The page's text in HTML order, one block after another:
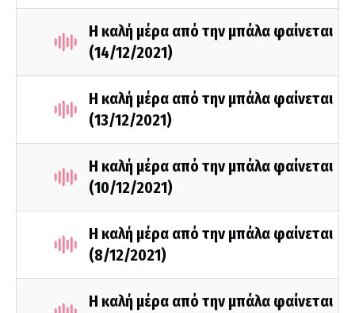
Η καλή μέρα από την μπάλα φαίνεται
(14/12/2021)
Η καλή μέρα από την μπάλα φαίνεται
(13/12/2021)
Η καλή μέρα από την μπάλα φαίνεται
(10/12/2021)
Η καλή μέρα από την μπάλα φαίνεται
(8/12/2021)
Η καλή μέρα από την μπάλα φαίνεται